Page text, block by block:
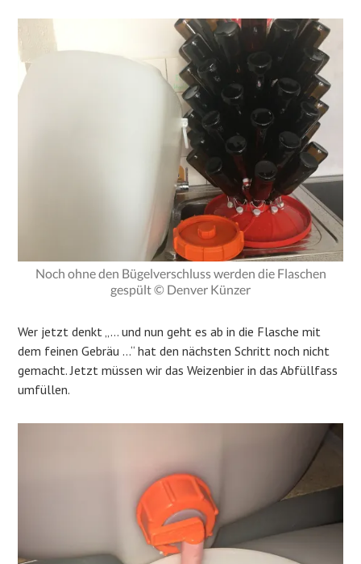
Noch ohne den Bügelverschluss werden die Flaschen
gespült © Denver Künzer
Wer jetzt denkt „… und nun geht es ab in die Flasche mit
dem feinen Gebräu …“ hat den nächsten Schritt noch nicht
gemacht. Jetzt müssen wir das Weizenbier in das Abfüllfass
umfüllen.